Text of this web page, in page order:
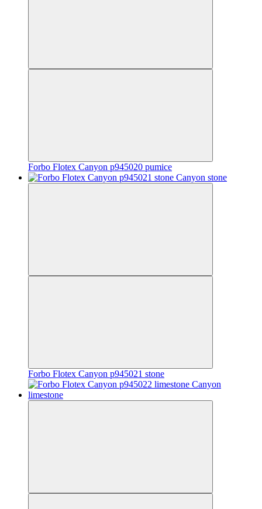
Forbo Flotex Canyon p945020 pumice
Forbo Flotex Canyon p945021 stone